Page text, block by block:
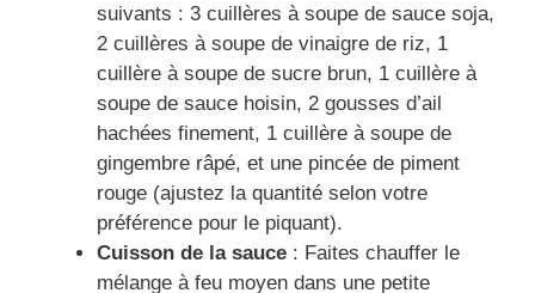
suivants : 3 cuillères à soupe de sauce soja,
2 cuillères à soupe de vinaigre de riz, 1
cuillère à soupe de sucre brun, 1 cuillère à
soupe de sauce hoisin, 2 gousses d’ail
hachées finement, 1 cuillère à soupe de
gingembre râpé, et une pincée de piment
rouge (ajustez la quantité selon votre
préférence pour le piquant).
Cuisson de la sauce : Faites chauffer le
mélange à feu moyen dans une petite